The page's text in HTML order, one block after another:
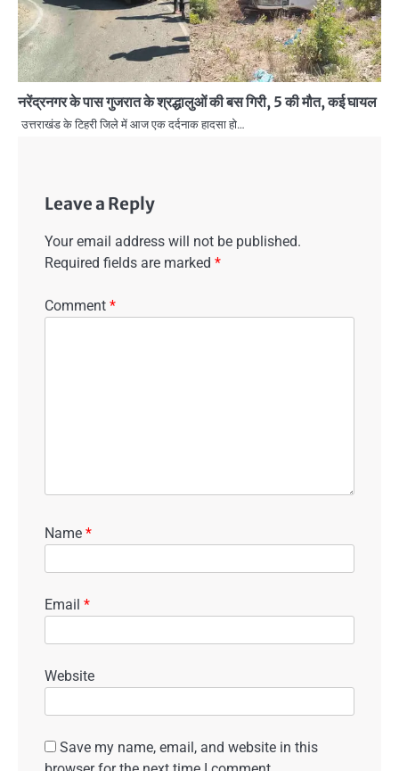
नरेंद्रनगर के पास गुजरात के श्रद्धालुओं की बस गिरी, 5 की मौत, कई घायल
उत्तराखंड के टिहरी जिले में आज एक दर्दनाक हादसा हो…
Leave a Reply
Your email address will not be published.
Required fields are marked *
Comment *
Name *
Email *
Website
Save my name, email, and website in this